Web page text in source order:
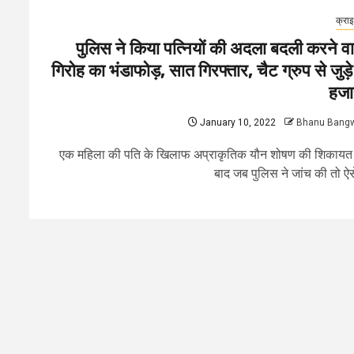
पुलिस ने किया पत्नियों की अदला बदली करने
गिरोह का भंडाफोड़, सात गिरफ्तार, चैट ग्रुप से
January 10, 2022 Bhanu
एक महिला की पति के खिलाफ अप्राकृतिक यौन शोषण की
बाद जब पुलिस ने जांच की तो